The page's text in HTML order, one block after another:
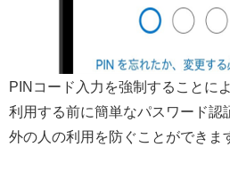
PINコード入力を強制することに
利用する前に簡単なパスワード認
外の人の利用を防ぐことができま